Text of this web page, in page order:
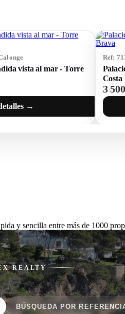
vista al mar - Torre
→
Ref:
Costa
3
y sencilla entre más de 1000
REALTY
BÚSQUEDA POR